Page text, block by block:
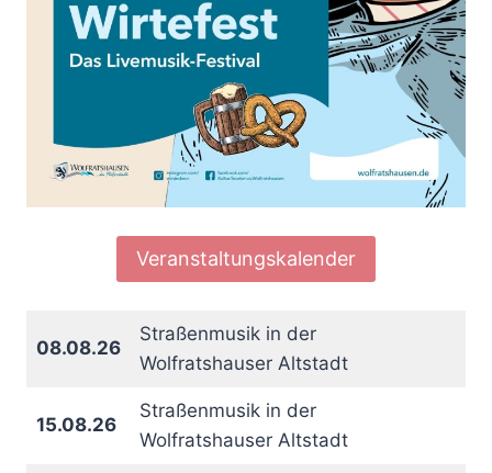
Veranstaltungskalender
08.08.26
Straßenmusik in der
Wolfratshauser Altstadt
15.08.26
Straßenmusik in der
Wolfratshauser Altstadt